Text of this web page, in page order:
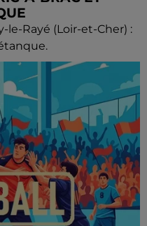
le-Rayé (Loir-et-Cher) :